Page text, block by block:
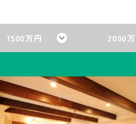
1500万円 2000